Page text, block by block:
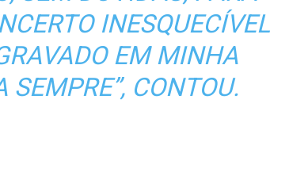
INESQUECÍVEL
EM MINHA
CONTOU.